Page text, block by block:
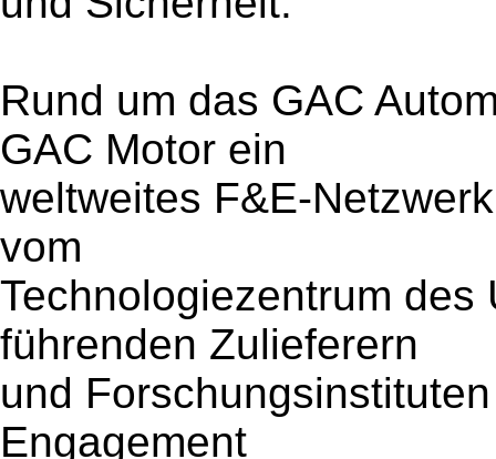
Rund um das GAC
GAC Motor ein
weltweites F&E-
vom
Technologiezentrum
führenden Zulieferern
und
Engagement